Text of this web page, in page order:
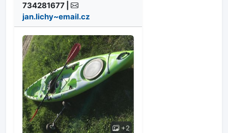
734281677 |
jan.lichy~email.cz
+2